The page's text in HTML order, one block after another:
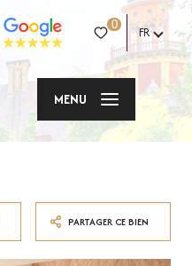
0 FR
MENU
PARTAGER CE BIEN